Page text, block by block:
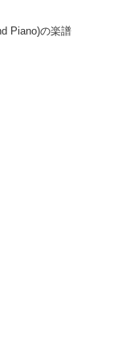
Piano)の楽譜